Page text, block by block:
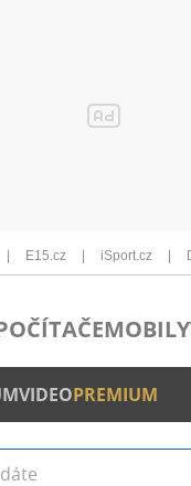
E15.cz iSport.cz
MOBILY
VIDEOPREMIUM